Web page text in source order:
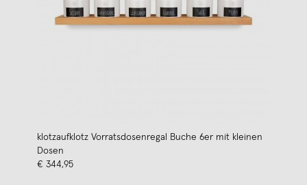
klotzaufklotz Vorratsdosenregal Buche 6er mit kleinen
Dosen
€ 344,95